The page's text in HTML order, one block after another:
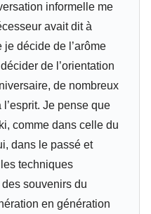
informelle me
avait dit à
je décide de l’arôme
de l’orientation
de nombreux
Je pense que
comme dans celle du
dans le passé et
techniques
souvenirs du
en génération